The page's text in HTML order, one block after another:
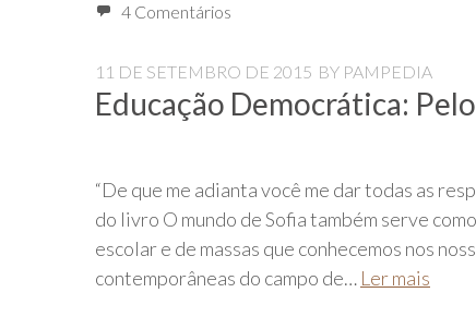
4 Comentários
11 DE SETEMBRO DE 2015 BY PAMPEDIA
Educação Democrática:
“De que me adianta você me dar todas as
do livro O mundo de Sofia também serve
escolar e de massas que conhecemos nos
contemporâneas do campo de… Ler mais